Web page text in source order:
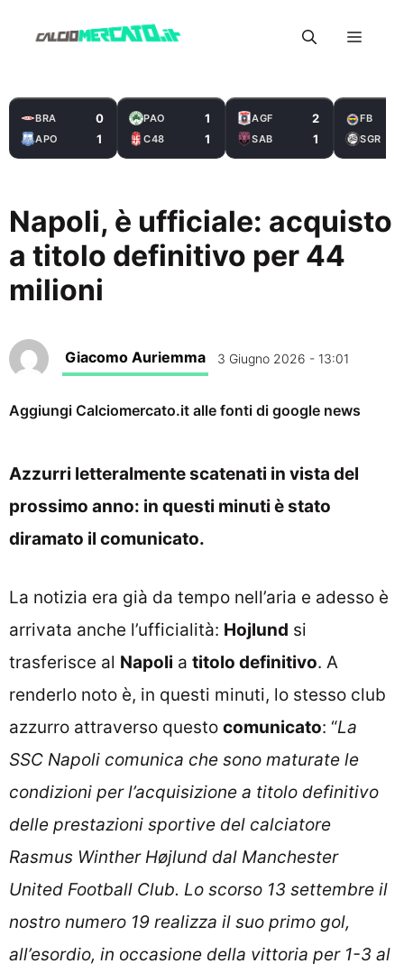
Menu
BRA 0
APO 1
PAO 1
C48 1
AGF 2
SAB 1
FB
SGR
Napoli, è ufficiale: acquisto
a titolo definitivo per 44
milioni
Giacomo Auriemma 3 Giugno 2026 - 13:01
Aggiungi Calciomercato.it alle fonti di google news
Azzurri letteralmente scatenati in vista del
prossimo anno: in questi minuti è stato
diramato il comunicato.
La notizia era già da tempo nell’aria e adesso è
arrivata anche l’ufficialità: Hojlund si
trasferisce al Napoli a titolo definitivo. A
renderlo noto è, in questi minuti, lo stesso club
azzurro attraverso questo comunicato: “La
SSC Napoli comunica che sono maturate le
condizioni per l’acquisizione a titolo definitivo
delle prestazioni sportive del calciatore
Rasmus Winther Højlund dal Manchester
United Football Club. Lo scorso 13 settembre il
nostro numero 19 realizza il suo primo gol,
all’esordio, in occasione della vittoria per 1-3 al